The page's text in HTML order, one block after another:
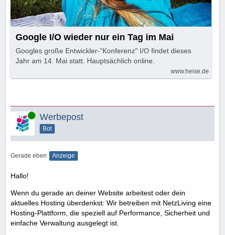
Google I/O wieder nur ein Tag im Mai
Googles große Entwickler-"Konferenz" I/O findet dieses
Jahr am 14. Mai statt. Hauptsächlich online.
www.heise.de
Online Werbepost
Bot
Gerade eben Anzeige
Hallo!
Wenn du gerade an deiner Website arbeitest oder dein
aktuelles Hosting überdenkst: Wir betreiben mit NetzLiving eine
Hosting-Plattform, die speziell auf Performance, Sicherheit und
einfache Verwaltung ausgelegt ist.